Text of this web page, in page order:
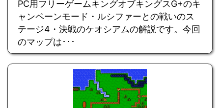
PC用フリーゲームキングオブキングスG+のキ
ャンペーンモード・ルシファーとの戦いのス
テージ4・決戦のケオシアムの解説です。今回
のマップは･･･